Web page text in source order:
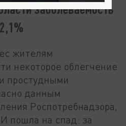
заболеваемость
жителям
некоторое облегчение
простудными
данным
Роспотребнадзора,
пошла на спад: за